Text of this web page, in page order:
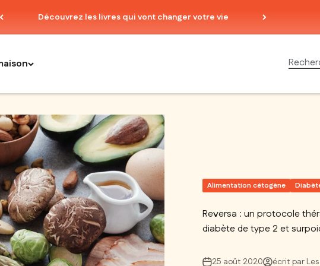
Découvrez les livres qui vont changer votre vie
Ouvrir
Alimentation cétogène
Reversa : un protocole
diabète de type 2 et
25 août 2020 écrit par